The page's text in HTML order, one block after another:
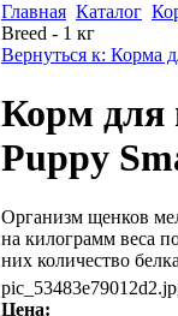
Главная Каталог
Breed - 1 кг
Вернуться к: Корма
Корм для
Puppy
Организм щенков
на килограмм веса
них количество
Цена: